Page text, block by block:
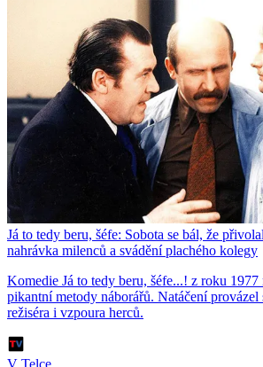
Já to tedy beru, šéfe: Sobota se bál, že
nahrávka milenců a svádění plachého kolegy
Komedie Já to tedy beru, šéfe...! z roku 1977
pikantní metody náborářů. Natáčení provázel
režiséra i vzpoura herců.
V Telce